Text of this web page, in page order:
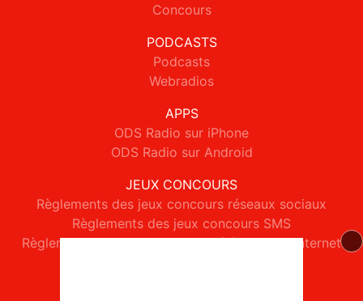
Concours
PODCASTS
Podcasts
Webradios
APPS
ODS Radio sur iPhone
ODS Radio sur Android
JEUX CONCOURS
Règlements des jeux concours réseaux sociaux
Règlements des jeux concours SMS
Règlements des jeux concours téléphone et internet